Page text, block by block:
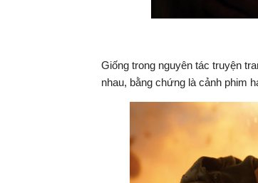
Giống trong nguyên tác truyện
nhau, bằng chứng là cảnh phim